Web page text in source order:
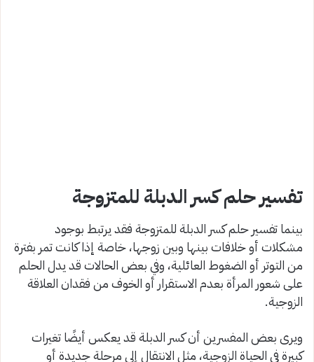
تفسير حلم كسر الدبلة للمتزوجة
بينما تفسير حلم كسر الدبلة للمتزوجة فقد يرتبط بوجود
مشكلات أو خلافات بينها وبين زوجها، خاصة إذا كانت تمر بفترة
من التوتر أو الضغوط العائلية، وفي بعض الحالات قد يدل الحلم
على شعور المرأة بعدم الاستقرار أو الخوف من فقدان العلاقة
الزوجية.
ويرى بعض المفسرين أن كسر الدبلة قد يعكس أيضًا تغيرات
كبيرة في الحياة الزوجية، مثل الانتقال إلى مرحلة جديدة أو